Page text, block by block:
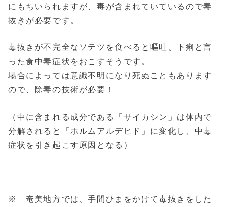
にもちいられますが、毒が含まれていているので毒
抜きが必要です。
毒抜きが不完全なソテツを食べると嘔吐、下痢と言
った食中毒症状をおこすそうです。
場合によっては意識不明になり死ぬこともあります
ので、除毒の技術が必要！
（中に含まれる成分である「サイカシン」は体内で
分解されると「ホルムアルデヒド」に変化し、中毒
症状を引き起こす原因となる）
※ 奄美地方では、手間ひまをかけて毒抜きをした